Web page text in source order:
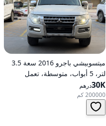
ميتسوبيشي باجرو 2016 سعة 3.5
لتر، 5 أبواب، متوسطة، تعمل
بالبنزين، أوتوماتيكية، دفع رباعي
30Kدرهم
200000 كم